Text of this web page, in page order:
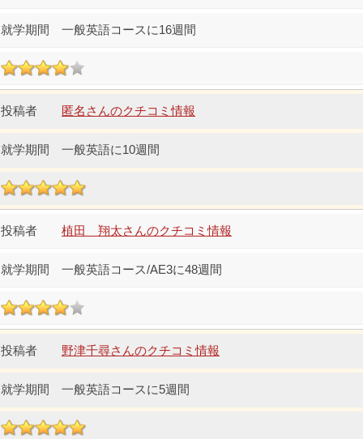
一般英語コースに16週間
匿名さんのクチコミ情報
一般英語に10週間
植田 翔太さんのクチコミ情報
一般英語コース/AE3に48週間
野津千尋さんのクチコミ情報
一般英語コースに5週間